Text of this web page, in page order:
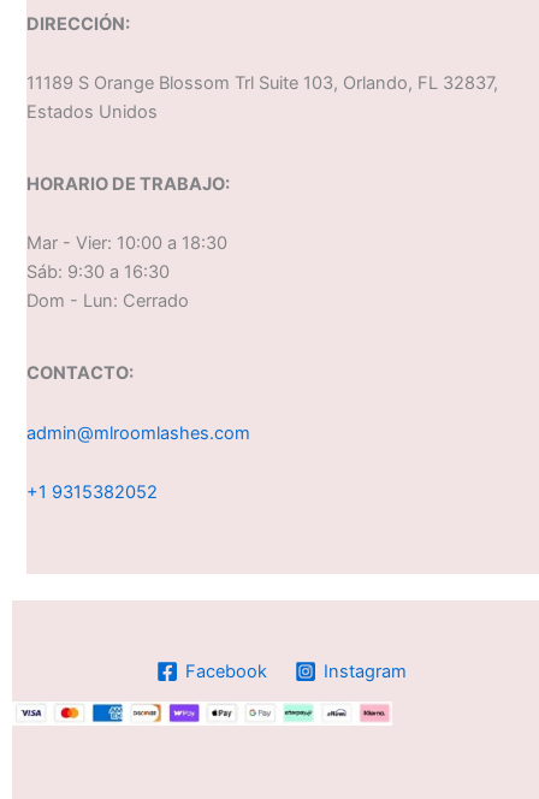
DIRECCIÓN:
11189 S Orange Blossom Trl Suite 103, Orlando, FL 32837,
Estados Unidos
HORARIO DE TRABAJO:
Mar - Vier: 10:00 a 18:30
Sáb: 9:30 a 16:30
Dom - Lun: Cerrado
CONTACTO:
admin@mlroomlashes.com
+1 9315382052
Facebook Instagram